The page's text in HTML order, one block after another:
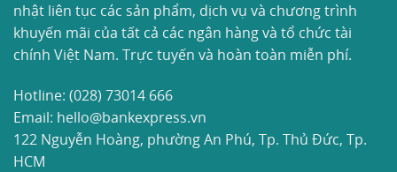
nhật liên tục các sản phẩm, dịch vụ và chương trình
khuyến mãi của tất cả các ngân hàng và tổ chức tài
chính Việt Nam. Trực tuyến và hoàn toàn miễn phí.
Hotline: (028) 73014 666
Email: hello@bankexpress.vn
122 Nguyễn Hoàng, phường An Phú, Tp. Thủ Đức, Tp.
HCM